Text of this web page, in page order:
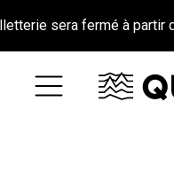
à partir du 26 juin